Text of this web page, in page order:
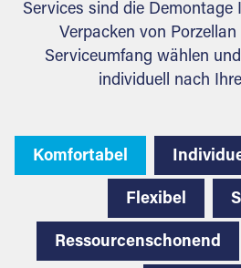
Services sind die Demontage
Verpacken von
Serviceumfang wählen
individuell nach
Komfortabel
Flexibel
Ressourcenschonend